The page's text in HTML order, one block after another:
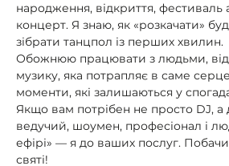
народження, відкриття, фестиваль
концерт. Я знаю, як «розкачати»
зібрати танцпол із перших хвилин.
Обожнюю працювати з людьми,
музику, яка потрапляє в саме
моменти, які залишаються у
Якщо вам потрібен не просто DJ,
ведучий, шоумен, професіонал і
ефірі» — я до ваших послуг.
святі!